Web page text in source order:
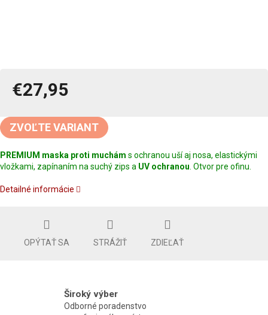
€27,95
cena:
ZVOĽTE VARIANT
PREMIUM maska proti muchám s ochranou uší aj nosa, elastickými
vložkami, zapínaním na suchý zips a UV ochranou. Otvor pre ofinu.
Detailné informácie
OPÝTAŤ SA STRÁŽIŤ ZDIEĽAŤ
Široký výber
Odborné poradenstvo